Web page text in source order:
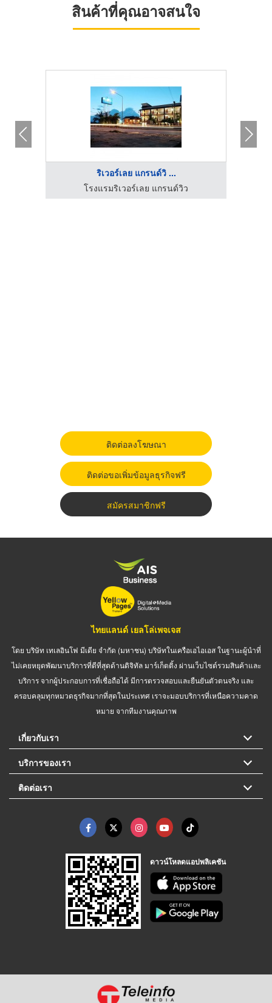
สินค้าที่คุณอาจสนใจ
ริเวอร์เลย แกรนด์วิ ...
โรงแรมริเวอร์เลย แกรนด์วิว
ติดต่อลงโฆษณา
ติดต่อขอเพิ่มข้อมูลธุรกิจฟรี
สมัครสมาชิกฟรี
ไทยแลนด์ เยลโล่เพจเจส
โดย บริษัท เทเลอินโฟ มีเดีย จำกัด (มหาชน) บริษัทในเครือเอไอเอส ในฐานะผู้นำที่
ไม่เคยหยุดพัฒนาบริการที่ดีที่สุดด้านดิจิทัล มาร์เก็ตติ้ง ผ่านเว็บไซต์รวมสินค้าและ
บริการ จากผู้ประกอบการที่เชื่อถือได้ มีการตรวจสอบและยืนยันตัวตนจริง และ
ครอบคลุมทุกหมวดธุรกิจมากที่สุดในประเทศ เราจะมอบบริการที่เหนือความคาด
หมาย จากทีมงานคุณภาพ
เกี่ยวกับเรา
บริการของเรา
ติดต่อเรา
ดาวน์โหลดแอปพลิเคชัน